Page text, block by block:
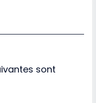
sont